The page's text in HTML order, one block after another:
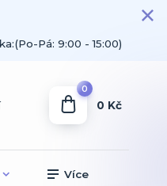
Pá: 9:00 - 15:00)
0
0 Kč
Více